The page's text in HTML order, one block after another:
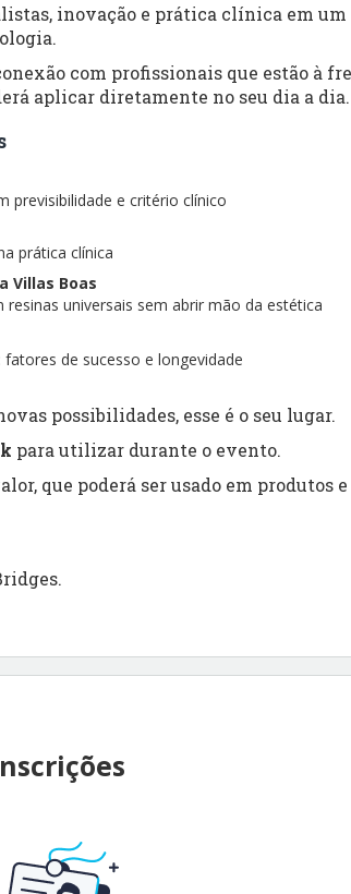
inovação e prática clínica em
com profissionais que estão à
aplicar diretamente no seu dia a dia.
previsibilidade e critério clínico
prática clínica
Villas Boas
universais sem abrir mão da estética
de sucesso e longevidade
possibilidades, esse é o seu lugar.
para utilizar durante o evento.
que poderá ser usado em produtos